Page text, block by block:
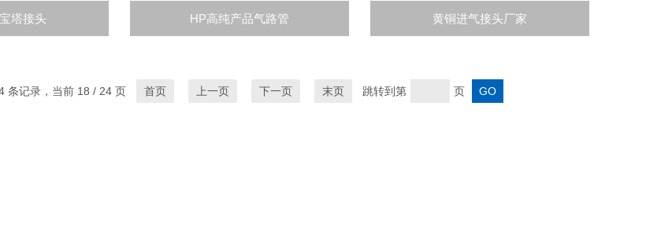
塔接头 HP高纯产品气路管 黄铜进气接头厂家
条记录，当前 18 / 24 页 首页 上一页 下一页 末页 跳转到第 页